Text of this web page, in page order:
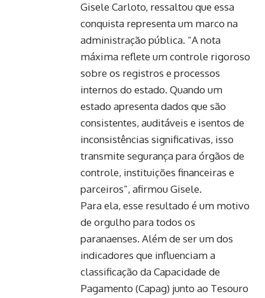
Gisele Carloto, ressaltou que essa
conquista representa um marco na
administração pública. “A nota
máxima reflete um controle rigoroso
sobre os registros e processos
internos do estado. Quando um
estado apresenta dados que são
consistentes, auditáveis e isentos de
inconsistências significativas, isso
transmite segurança para órgãos de
controle, instituições financeiras e
parceiros”, afirmou Gisele.
Para ela, esse resultado é um motivo
de orgulho para todos os
paranaenses. Além de ser um dos
indicadores que influenciam a
classificação da Capacidade de
Pagamento (Capag) junto ao Tesouro